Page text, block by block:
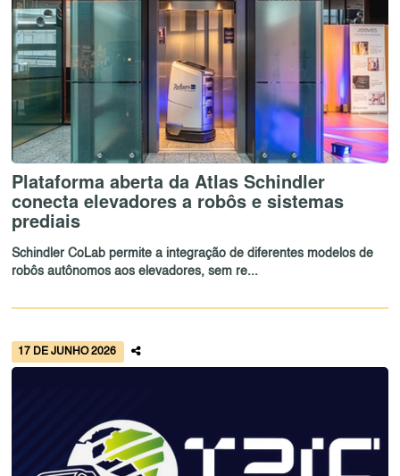
Plataforma aberta da Atlas Schindler
conecta elevadores a robôs e sistemas
prediais
Schindler CoLab permite a integração de diferentes modelos de
robôs autônomos aos elevadores, sem re...
17 DE JUNHO 2026